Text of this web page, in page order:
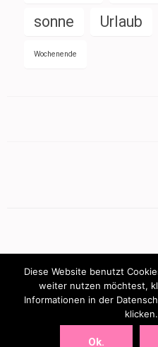
sonne Urlaub
Wochenende
Diese Website benutzt
weiter nutzen möchtest,
Informationen in der
Ok.